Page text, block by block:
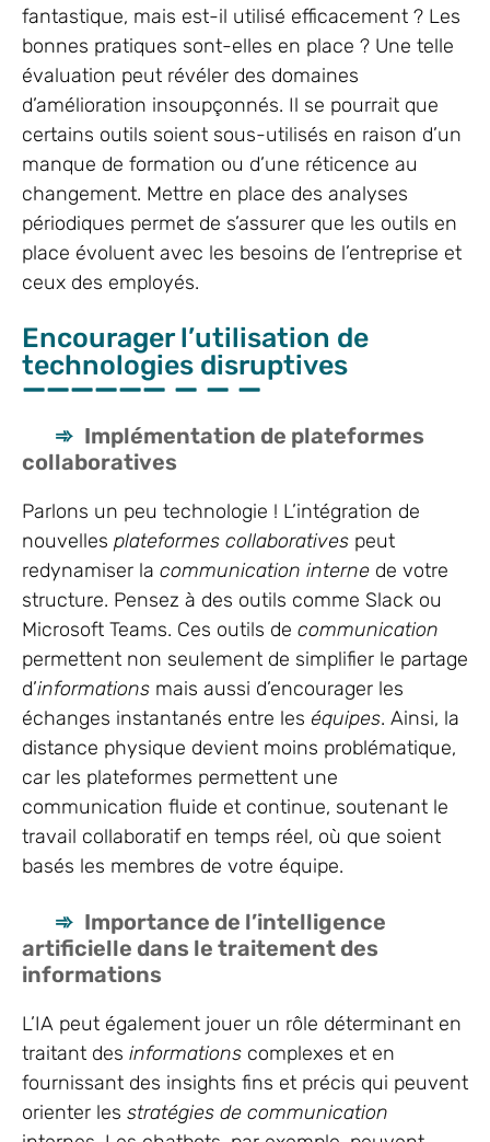
fantastique, mais est-il utilisé efficacement ? Les
bonnes pratiques sont-elles en place ? Une telle
évaluation peut révéler des domaines
d’amélioration insoupçonnés. Il se pourrait que
certains outils soient sous-utilisés en raison d’un
manque de formation ou d’une réticence au
changement. Mettre en place des analyses
périodiques permet de s’assurer que les outils en
place évoluent avec les besoins de l’entreprise et
ceux des employés.
Encourager l’utilisation de
technologies disruptives
Implémentation de plateformes
collaboratives
Parlons un peu technologie ! L’intégration de
nouvelles plateformes collaboratives peut
redynamiser la communication interne de votre
structure. Pensez à des outils comme Slack ou
Microsoft Teams. Ces outils de communication
permettent non seulement de simplifier le partage
d’informations mais aussi d’encourager les
échanges instantanés entre les équipes. Ainsi, la
distance physique devient moins problématique,
car les plateformes permettent une
communication fluide et continue, soutenant le
travail collaboratif en temps réel, où que soient
basés les membres de votre équipe.
Importance de l’intelligence
artificielle dans le traitement des
informations
L’IA peut également jouer un rôle déterminant en
traitant des informations complexes et en
fournissant des insights fins et précis qui peuvent
orienter les stratégies de communication